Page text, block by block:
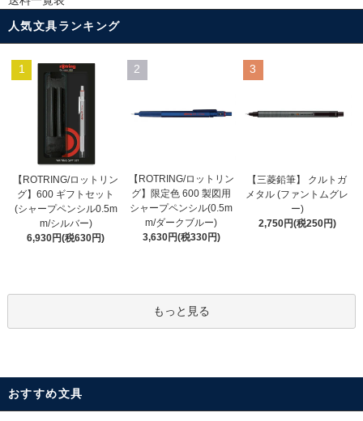
人気文具ランキング
1
【ROTRING/ロットリン
グ】600 ギフトセット
(シャープペンシル0.5m
m/シルバー)
6,930円(税630円)
2
【ROTRING/ロットリン
グ】限定色 600 製図用
シャープペンシル(0.5m
m/ダークブルー)
3,630円(税330円)
3
【三菱鉛筆】 クルトガ
メタル (ファントムグレ
ー)
2,750円(税250円)
もっと見る
おすすめ文具